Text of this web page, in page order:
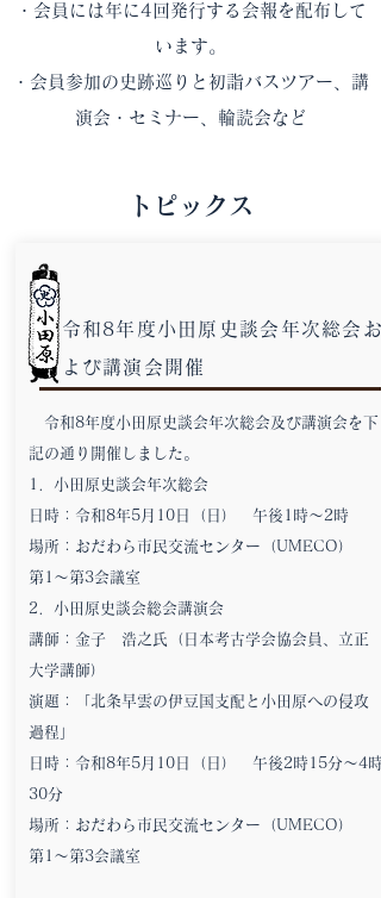
・会員には年に4回発行する会報を配布して
います。
・会員参加の史跡巡りと初詣バスツアー、講
演会・セミナー、輪読会など
トピックス
令和8年度小田原史談会年次総会お
よび講演会開催
令和8年度小田原史談会年次総会及び講演会を下
記の通り開催しました。
1．小田原史談会年次総会
日時：令和8年5月10日（日） 午後1時～2時
場所：おだわら市民交流センター（UMECO）
第1～第3会議室
2．小田原史談会総会講演会
講師：金子 浩之氏（日本考古学会協会員、立正
大学講師）
演題：「北条早雲の伊豆国支配と小田原への侵攻
過程」
日時：令和8年5月10日（日） 午後2時15分～4時
30分
場所：おだわら市民交流センター（UMECO）
第1～第3会議室